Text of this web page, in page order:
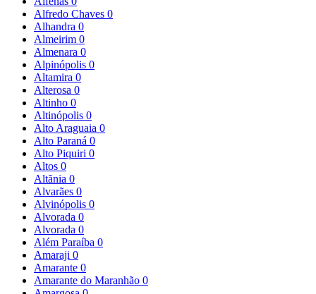
Alfredo Chaves 0
Alhandra 0
Almeirim 0
Almenara 0
Alpinópolis 0
Altamira 0
Alterosa 0
Altinho 0
Altinópolis 0
Alto Araguaia 0
Alto Paraná 0
Alto Piquiri 0
Altos 0
Altãnia 0
Alvarães 0
Alvinópolis 0
Alvorada 0
Alvorada 0
Além Paraíba 0
Amaraji 0
Amarante 0
Amarante do Maranhão 0